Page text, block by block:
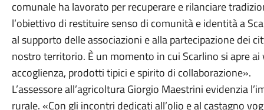
comunale ha lavorato per recuperare e rilanciare
l’obiettivo di restituire senso di comunità e identità a
al supporto delle associazioni e alla partecipazione dei
nostro territorio. È un momento in cui Scarlino si apre
accoglienza, prodotti tipici e spirito di collaborazione».
L’assessore all’agricoltura Giorgio Maestrini evidenzia
rurale. «Con gli incontri dedicati all’olio e al castagno